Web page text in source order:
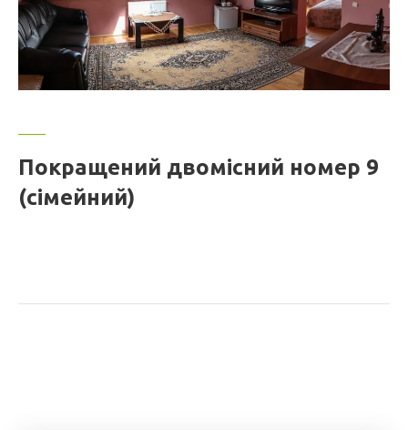
Покращений двомісний номер 9
(сімейний)